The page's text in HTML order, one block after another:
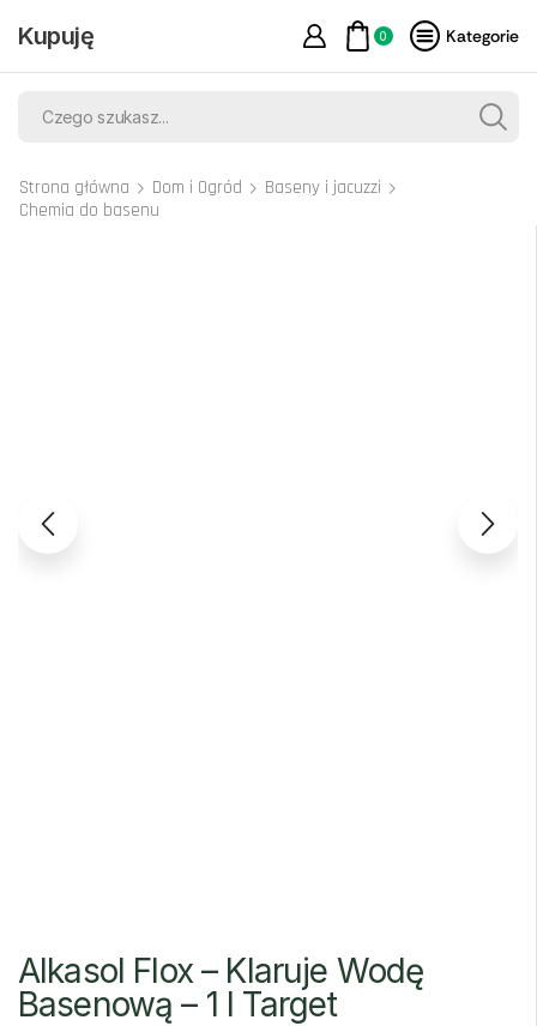
Kupuję 0 Kategorie
Strona główna Dom i Ogród
Baseny i jacuzzi
Chemia do basenu
Alkasol Flox – Klaruje Wodę
Basenową – 1 l Target